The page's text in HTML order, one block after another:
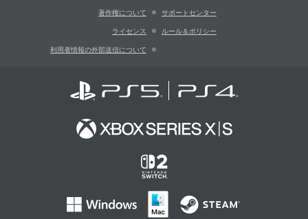
著作権について サポートセンター
ライセンス ルール＆ポリシー
利用者情報の外部送信について